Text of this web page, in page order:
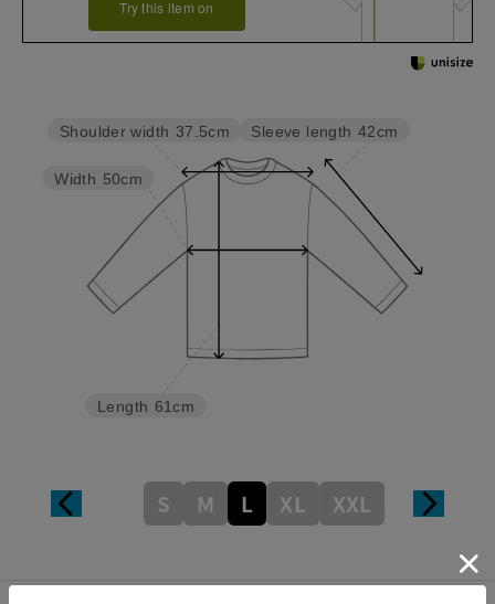
Try this item on
Sleeve length 42cm
Length 61cm
Width 50cm
Shoulder width 37.5cm
S M L XL XXL